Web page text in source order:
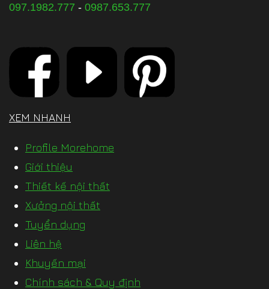
097.1982.777 - 0987.653.777
XEM NHANH
Profile Morehome
Giới thiệu
Thiết kế nội thất
Xưởng nội thất
Tuyển dụng
Liên hệ
Khuyến mại
Chính sách & Quy định